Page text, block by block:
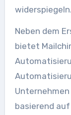
widerspiegeln.
Neben dem
bietet
basierend